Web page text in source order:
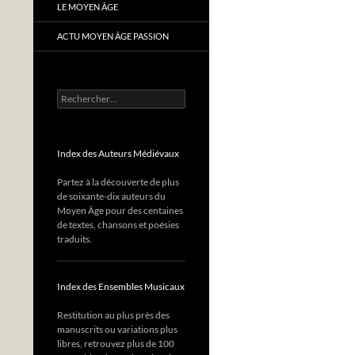
LE MOYEN ÂGE
ACTU MOYEN ÂGE PASSION
Rechercher :
Index des Auteurs Médiévaux
Partez à la découverte de plus
de soixante-dix auteurs du
Moyen Âge pour des centaines
de textes, chansons et poésies
traduits.
Index des Ensembles Musicaux
Restitution au plus près des
manuscrits ou variations plus
libres, retrouvez plus de 100